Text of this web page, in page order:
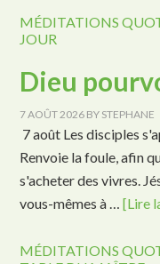
MÉDITATIONS
JOUR
Dieu
7 AOÛT 2026 BY STEPHANE
7 août Les disciples
Renvoie la foule, afin
s'acheter des vivres.
vous-mêmes à …[Lire
MÉDITATIONS